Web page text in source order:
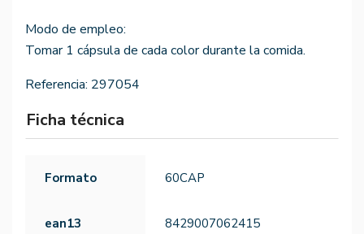
Modo de empleo:
Tomar 1 cápsula de cada color durante la comida.
Referencia: 297054
Ficha técnica
Formato 60CAP
ean13 8429007062415